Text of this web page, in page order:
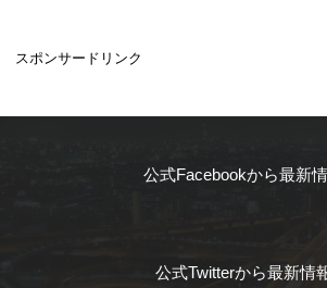
スポンサードリンク
公式Facebookから最新
公式Twitterから最新情